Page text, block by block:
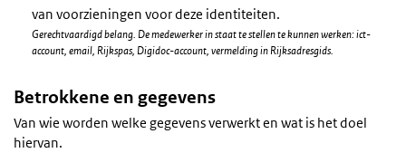
van voorzieningen voor deze identiteiten.
Gerechtvaardigd belang. De medewerker in staat te stellen te kunnen werken: ict-
account, email, Rijkspas, Digidoc-account, vermelding in Rijksadresgids.
Betrokkene en gegevens
Van wie worden welke gegevens verwerkt en wat is het doel
hiervan.